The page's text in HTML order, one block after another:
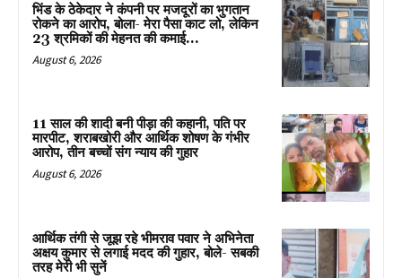
भिंड के ठेकेदार ने कंपनी पर मजदूरों का भुगतान
रोकने का आरोप, बोला- मेरा पैसा काट लो, लेकिन
23 श्रमिकों की मेहनत की कमाई...
August 6, 2026
11 साल की शादी बनी पीड़ा की कहानी, पति पर
मारपीट, शराबखोरी और आर्थिक शोषण के गंभीर
आरोप, तीन बच्चों संग न्याय की गुहार
August 6, 2026
आर्थिक तंगी से जूझ रहे भीमराव पवार ने अभिनेता
अक्षय कुमार से लगाई मदद की गुहार, बोले- सबकी
तरह मेरी भी सुनें